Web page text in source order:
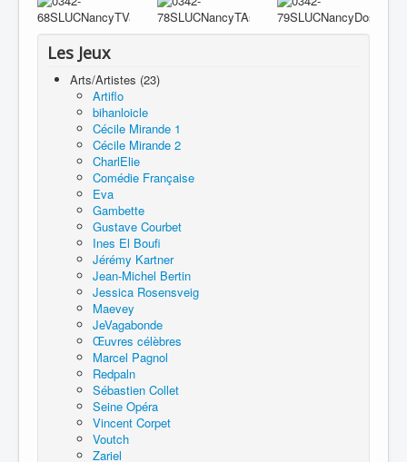
Les Jeux
Arts/Artistes (23)
Artiflo
bihanloicle
Cécile Mirande 1
Cécile Mirande 2
CharlElie
Comédie Française
Eva
Gambette
Gustave Courbet
Ines El Boufi
Jérémy Kartner
Jean-Michel Bertin
Jessica Rosensveig
Maevey
JeVagabonde
Œuvres célèbres
Marcel Pagnol
Redpaln
Sébastien Collet
Seine Opéra
Vincent Corpet
Voutch
Zariel